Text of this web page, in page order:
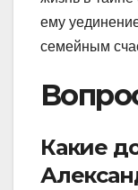
ему
семейным
Какие